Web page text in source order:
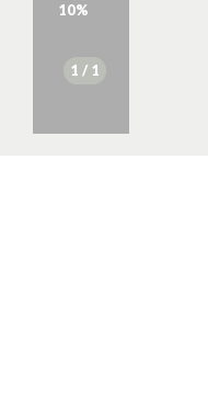
10%
1 / 1